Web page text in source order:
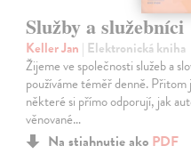
Služby a služebníci
Keller Jan | Elektronická kniha
Žijeme ve společnosti služeb a
používáme téměř denně. Přitom
některé si přímo odporují, jak
věnované…
Na stiahnutie ako PDF